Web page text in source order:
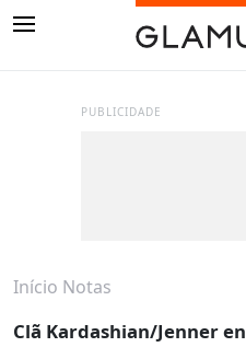
PUBLICIDADE
Início Notas
Clã Kardashian/Jenner